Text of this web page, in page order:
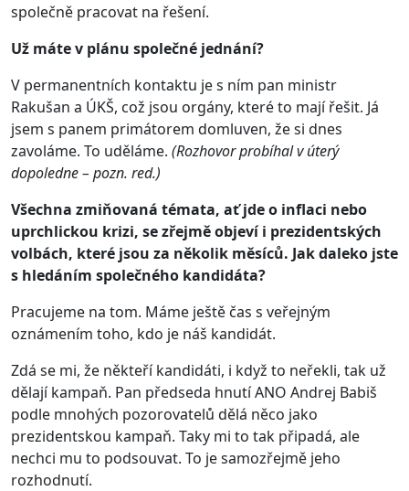
společně pracovat na řešení.
Už máte v plánu společné jednání?
V permanentních kontaktu je s ním pan ministr
Rakušan a ÚKŠ, což jsou orgány, které to mají řešit. Já
jsem s panem primátorem domluven, že si dnes
zavoláme. To uděláme. (Rozhovor probíhal v úterý
dopoledne – pozn. red.)
Všechna zmiňovaná témata, ať jde o inflaci nebo
uprchlickou krizi, se zřejmě objeví i prezidentských
volbách, které jsou za několik měsíců. Jak daleko jste
s hledáním společného kandidáta?
Pracujeme na tom. Máme ještě čas s veřejným
oznámením toho, kdo je náš kandidát.
Zdá se mi, že někteří kandidáti, i když to neřekli, tak už
dělají kampaň. Pan předseda hnutí ANO Andrej Babiš
podle mnohých pozorovatelů dělá něco jako
prezidentskou kampaň. Taky mi to tak připadá, ale
nechci mu to podsouvat. To je samozřejmě jeho
rozhodnutí.